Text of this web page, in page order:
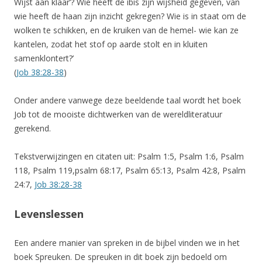
wie heeft de haan zijn inzicht gekregen? Wie is in staat om de
wolken te schikken, en de kruiken van de hemel- wie kan ze
kantelen, zodat het stof op aarde stolt en in kluiten
samenklontert?’
(Job 38:28-38)
Onder andere vanwege deze beeldende taal wordt het boek
Job tot de mooiste dichtwerken van de wereldliteratuur
gerekend.
Tekstverwijzingen en citaten uit: Psalm 1:5, Psalm 1:6, Psalm
118, Psalm 119,psalm 68:17, Psalm 65:13, Psalm 42:8, Psalm
24:7, Job 38:28-38
Levenslessen
Een andere manier van spreken in de bijbel vinden we in het
boek Spreuken. De spreuken in dit boek zijn bedoeld om